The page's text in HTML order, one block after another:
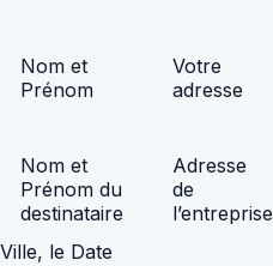
Nom et
Prénom
Votre
adresse
Nom et
Prénom du
destinataire
Adresse
de
l’entreprise
Ville, le Date